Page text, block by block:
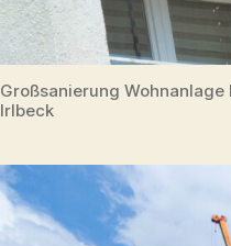
Großsanierung
Irlbeck